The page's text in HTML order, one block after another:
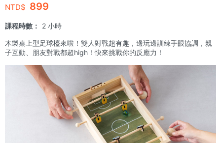
NTD$ 899
課程時數： 2 小時
木製桌上型足球檯來啦！雙人對戰超有趣，邊玩邊訓練手眼協調，親
子互動、朋友對戰都超high！快來挑戰你的反應力！